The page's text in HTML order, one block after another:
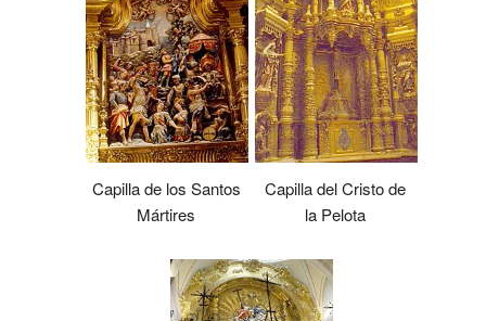
Capilla de los Santos
Mártires
Capilla del Cristo de
la Pelota